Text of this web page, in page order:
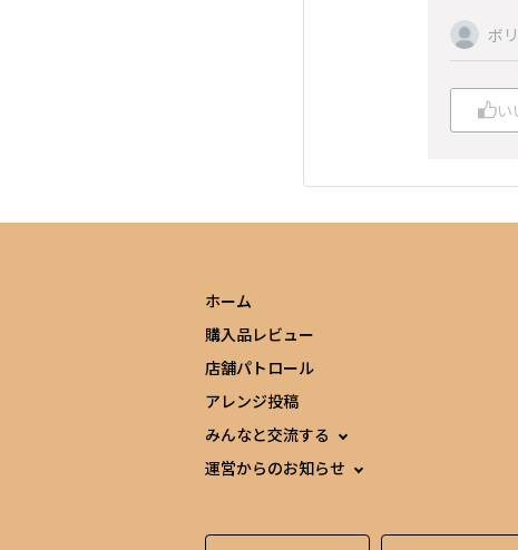
ボ
い
ホーム
購入品レビュー
店舗パトロール
アレンジ投稿
みんなと交流する
運営からのお知らせ